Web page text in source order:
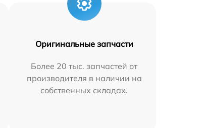
Оригинальные запчасти
Более 20 тыс. запчастей от
производителя в наличии на
собственных складах.